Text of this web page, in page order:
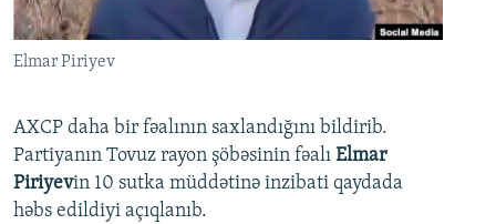
Elmar Piriyev
AXCP daha bir fəalının saxlandığını bildirib.
Partiyanın Tovuz rayon şöbəsinin fəalı Elmar
Piriyevin 10 sutka müddətinə inzibati qaydada
həbs edildiyi açıqlanıb.